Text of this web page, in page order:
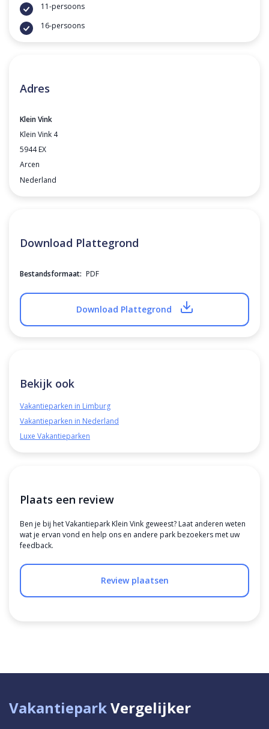
11-persoons
16-persoons
Adres
Klein Vink
Klein Vink 4
5944 EX
Arcen
Nederland
Download Plattegrond
Bestandsformaat: PDF
Download Plattegrond
Bekijk ook
Vakantieparken in Limburg
Vakantieparken in Nederland
Luxe Vakantieparken
Plaats een review
Ben je bij het Vakantiepark Klein Vink geweest? Laat anderen weten
wat je ervan vond en help ons en andere park bezoekers met uw
feedback.
Review plaatsen
VakantieparkVergelijker